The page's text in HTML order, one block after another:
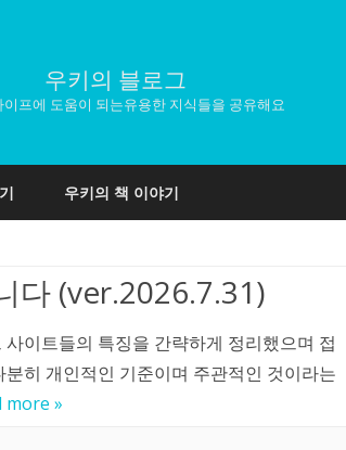
우키의 블로그
이프에 도움이 되는유용한 지식들을 공유해요
to
content
우키의 책 이야기
다 (ver.2026.7.31)
이트들의 특징을 간략하게 정리했으며 접
히 개인적인 기준이며 주관적인 것이라는
more »